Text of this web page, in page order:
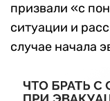
призвали «с
ситуации и
случае начала